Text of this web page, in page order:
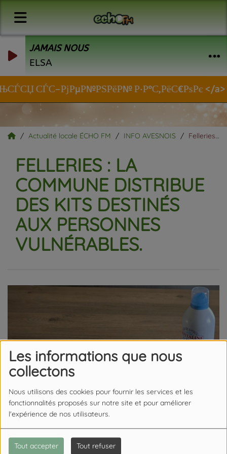
Les informations que nous
collectons
Nous utilisons des cookies pour fournir les services et les
fonctionnalités proposés sur notre site et pour améliorer
l'expérience de nos utilisateurs.
Tout accepter Tout refuser
JAMAIS NOUS
ELSA
СЃС–РјРµР№РЅРёР№ Р·Р°С‚РёС€РѕРє </a>
Actualité locale ÉCHO FM INFO AVESNOIS Felleries : la commune distribue des kits destinés aux personnes vulnérables.
FELLERIES : LA
COMMUNE DISTRIBUE
DES KITS DESTINÉS
AUX PERSONNES
VULNÉRABLES.